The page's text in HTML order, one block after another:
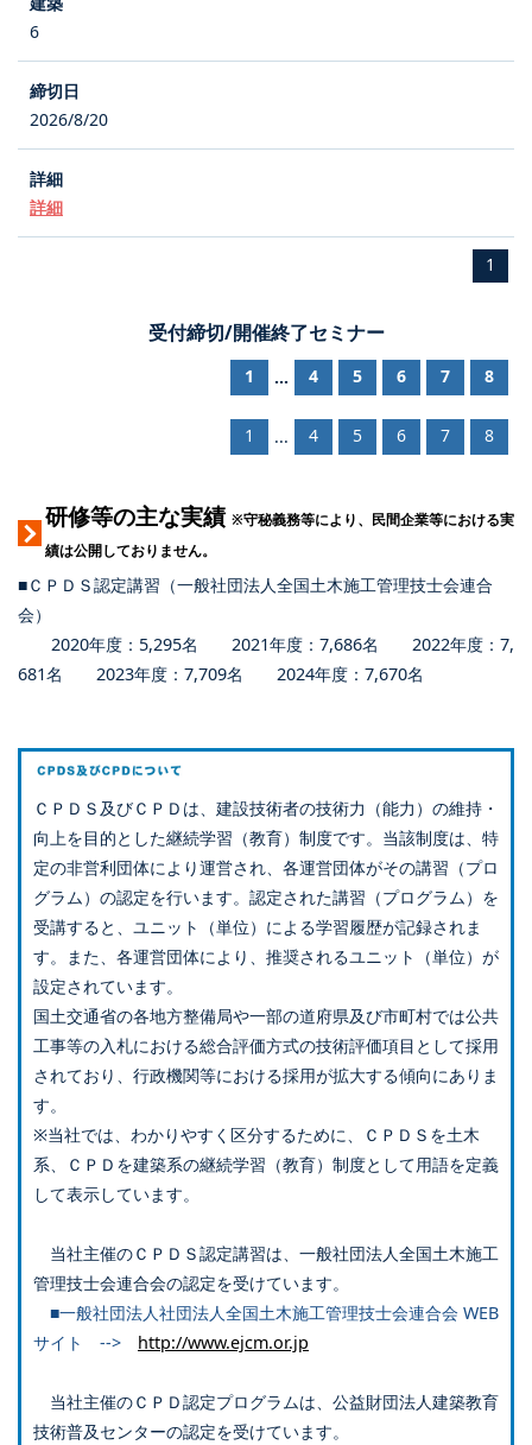
6
2026/8/20
詳細
1
受付締切/開催終了セミナー
1 ... 4 5 6 7 8
1 ... 4 5 6 7 8
研修等の主な実績 ※守秘義務等により、民間企業等における実
績は公開しておりません。
■ＣＰＤＳ認定講習（一般社団法人全国土木施工管理技士会連合
会）
2020年度：5,295名 2021年度：7,686名 2022年度：7,
681名 2023年度：7,709名 2024年度：7,670名
ＣＰＤＳ及びＣＰＤは、建設技術者の技術力（能力）の維持・
向上を目的とした継続学習（教育）制度です。当該制度は、特
定の非営利団体により運営され、各運営団体がその講習（プロ
グラム）の認定を行います。認定された講習（プログラム）を
受講すると、ユニット（単位）による学習履歴が記録されま
す。また、各運営団体により、推奨されるユニット（単位）が
設定されています。
国土交通省の各地方整備局や一部の道府県及び市町村では公共
工事等の入札における総合評価方式の技術評価項目として採用
されており、行政機関等における採用が拡大する傾向にありま
す。
※当社では、わかりやすく区分するために、ＣＰＤＳを土木
系、ＣＰＤを建築系の継続学習（教育）制度として用語を定義
して表示しています。
当社主催のＣＰＤＳ認定講習は、一般社団法人全国土木施工
管理技士会連合会の認定を受けています。
■一般社団法人社団法人全国土木施工管理技士会連合会 WEB
サイト --> http://www.ejcm.or.jp
当社主催のＣＰＤ認定プログラムは、公益財団法人建築教育
技術普及センターの認定を受けています。